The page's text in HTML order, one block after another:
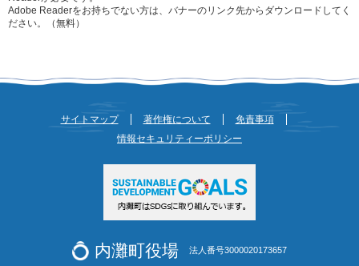
Adobe Readerをお持ちでない方は、バナーのリンク先からダウンロードしてく
ださい。（無料）
サイトマップ 著作権について
免責事項
情報セキュリティーポリシー
内灘町役場 法人番号3000020173657